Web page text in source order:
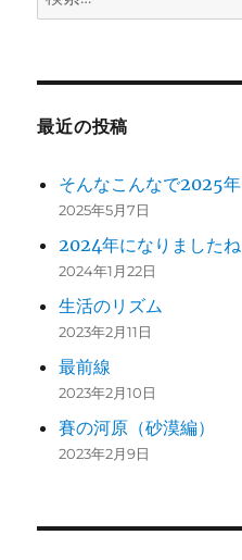
索:
最近の投稿
そんなこんなで2025年
2025年5月7日
2024年になりましたね
2024年1月22日
生活のリズム
2023年2月11日
最前線
2023年2月10日
賽の河原（砂漠編）
2023年2月9日